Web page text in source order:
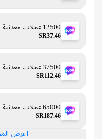
12500 عملات معدنية
SR37.46
37500 عملات معدنية
SR112.46
65000 عملات معدنية
SR187.46
اعرض المزيد